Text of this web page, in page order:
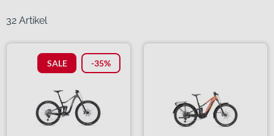
32 Artikel
SALE -35%